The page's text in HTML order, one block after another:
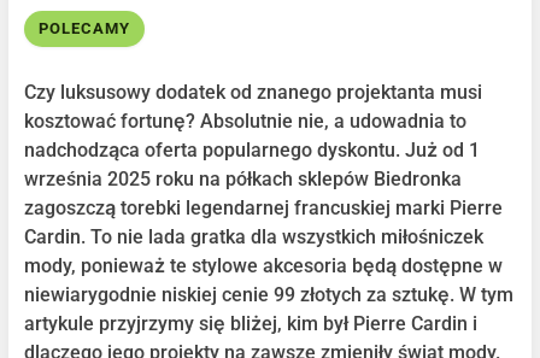
POLECAMY
Czy luksusowy dodatek od znanego projektanta musi
kosztować fortunę? Absolutnie nie, a udowadnia to
nadchodząca oferta popularnego dyskontu. Już od 1
września 2025 roku na półkach sklepów Biedronka
zagoszczą torebki legendarnej francuskiej marki Pierre
Cardin. To nie lada gratka dla wszystkich miłośniczek
mody, ponieważ te stylowe akcesoria będą dostępne w
niewiarygodnie niskiej cenie 99 złotych za sztukę. W tym
artykule przyjrzymy się bliżej, kim był Pierre Cardin i
dlaczego jego projekty na zawsze zmieniły świat mody.